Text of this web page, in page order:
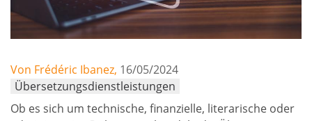
Von Frédéric Ibanez, 16/05/2024
Übersetzungsdienstleistungen
Ob es sich um technische, finanzielle, literarische oder